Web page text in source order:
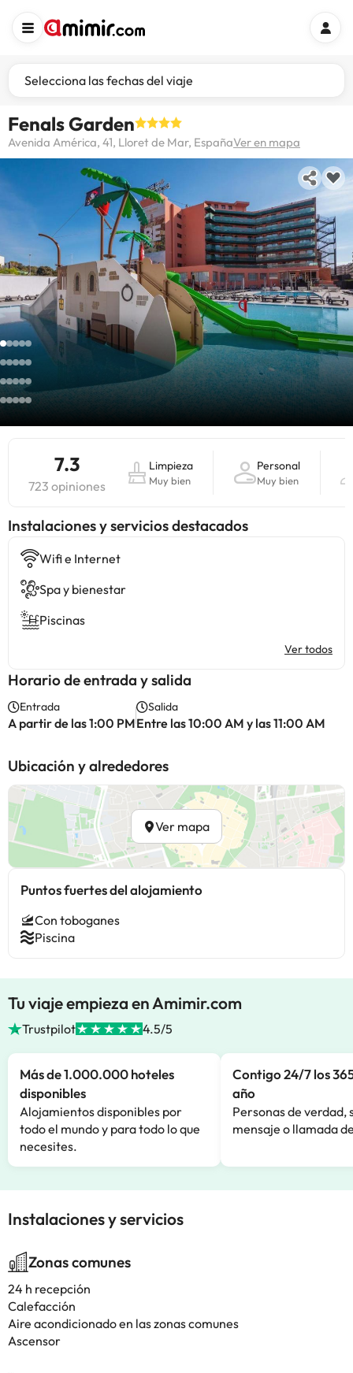
Selecciona las fechas del viaje
Fenals Garden
Avenida América, 41, Lloret de Mar, EspañaVer en mapa
7.3
723 opiniones
Limpieza
Muy bien
Personal
Muy bien
Instalaciones y servicios destacados
Wifi e Internet
Spa y bienestar
Piscinas
Ver todos
Horario de entrada y salida
Entrada
A partir de las 1:00 PM
Salida
Entre las 10:00 AM y las 11:00 AM
Ubicación y alrededores
Ver mapa
Puntos fuertes del alojamiento
Con toboganes
Piscina
Tu viaje empieza en Amimir.com
Trustpilot 4.5/5
Más de 1.000.000 hoteles
disponibles
Alojamientos disponibles por
todo el mundo y para todo lo que
necesites.
Contigo 24/7 los
año
Personas de verdad,
mensaje o llamada
Instalaciones y servicios
Zonas comunes
24 h recepción
Calefacción
Aire acondicionado en las zonas comunes
Ascensor